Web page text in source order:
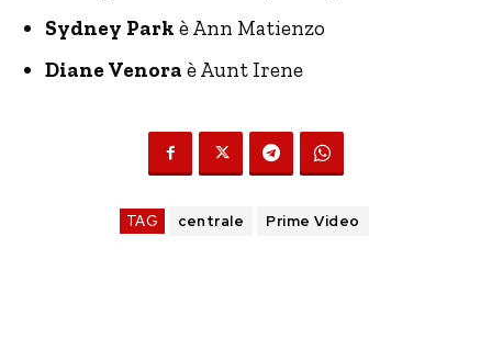
Sydney Park è Ann Matienzo
Diane Venora è Aunt Irene
TAG centrale Prime Video